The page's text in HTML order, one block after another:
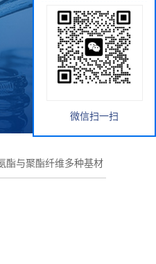
酯与聚酯纤维多种基材
微信扫一扫